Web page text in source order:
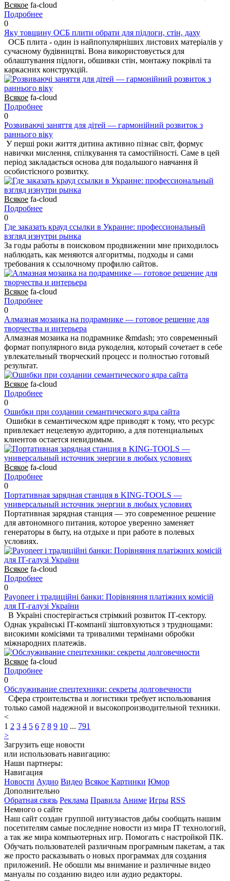
Всякое fa-cloud
Подробнее
0
Яку товщину ОСБ плити обрати для підлоги, стін, даху
ОСБ плита - один із найпопулярніших листових матеріалів у
сучасному будівництві. Вона використовується для
облаштування підлоги, обшивки стін, монтажу покрівлі та
каркасних конструкцій.
Всякое fa-cloud
Подробнее
0
Розвиваючі заняття для дітей — гармонійний розвиток з
раннього віку
У перші роки життя дитина активно пізнає світ, формує
навички мислення, спілкування та самостійності. Саме в цей
період закладається основа для подальшого навчання й
особистісного розвитку.
Всякое fa-cloud
Подробнее
0
Где заказать крауд ссылки в Украине: профессиональный
взгляд изнутри рынка
За годы работы в поисковом продвижении мне приходилось
наблюдать, как меняются алгоритмы, подходы и сами
требования к ссылочному профилю сайтов.
Всякое fa-cloud
Подробнее
0
Алмазная мозаика на подрамнике — готовое решение для
творчества и интерьера
Алмазная мозаика на подрамнике &mdash; это современный
формат популярного вида рукоделия, который сочетает в себе
увлекательный творческий процесс и полностью готовый
результат.
Всякое fa-cloud
Подробнее
0
Ошибки при создании семантического ядра сайта
Ошибки в семантическом ядре приводят к тому, что ресурс
привлекает нецелевую аудиторию, а для потенциальных
клиентов остается невидимым.
Всякое fa-cloud
Подробнее
0
Портативная зарядная станция в KING-TOOLS —
универсальный источник энергии в любых условиях
Портативная зарядная станция — это современное решение
для автономного питания, которое уверенно заменяет
генераторы в быту, на отдыхе и при работе в полевых
условиях.
Всякое fa-cloud
Подробнее
0
Payoneer і традиційні банки: Порівняння платіжних комісій
для ІТ-галузі України
В Україні спостерігається стрімкий розвиток ІТ-сектору.
Однак українські IT-компанії зіштовхуються з труднощами:
високими комісіями та тривалими термінами обробки
міжнародних платежів.
Всякое fa-cloud
Подробнее
0
Обслуживание спецтехники: секреты долговечности
Сфера строительства и логистики требует использования
только самой надежной и высокопроизводительной техники.
<
1 2 3 4 5 6 7 8 9 10 ... 791
>
Загрузить еще новости
или использовать навигацию:
Наши партнеры:
Навигация
Новости Аудио Видео Всякое Картинки Юмор
Дополнительно
Обратная связь Реклама Правила Аниме Игры RSS
Немного о сайте
Наш сайт создан группой интузиастов дабы сообщать нашим
посетителям самые последние новости из мира IT технологий,
а так же мира компьютерных игр. Помогать с настройкой ПК.
Обучать пользователей различным програмным пакетам, а так
же просто расказывать о новых программах для создания
приложений. Не обошли мы внимание и различные видео
мануалы по созданию видео или аудио редакторы.